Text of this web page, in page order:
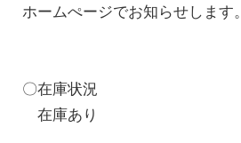
ホームぺージでお知らせします。
〇在庫状況
在庫あり